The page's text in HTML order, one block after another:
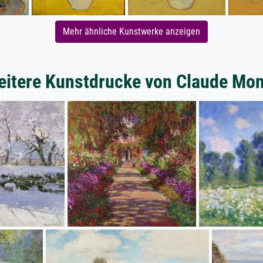
Mehr ähnliche Kunstwerke anzeigen
Kunstdrucke von Claude